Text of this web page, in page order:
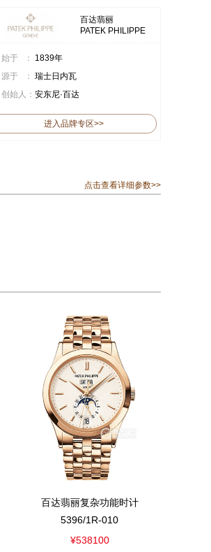
百达翡丽
PATEK PHILIPPE
始于 ：
1839年
源于 ： 瑞士日内瓦
创始人： 安东尼·百达
进入品牌专区>>
点击查看详细参数>>
百达翡丽复杂功能时计
5396/1R-010
¥538100